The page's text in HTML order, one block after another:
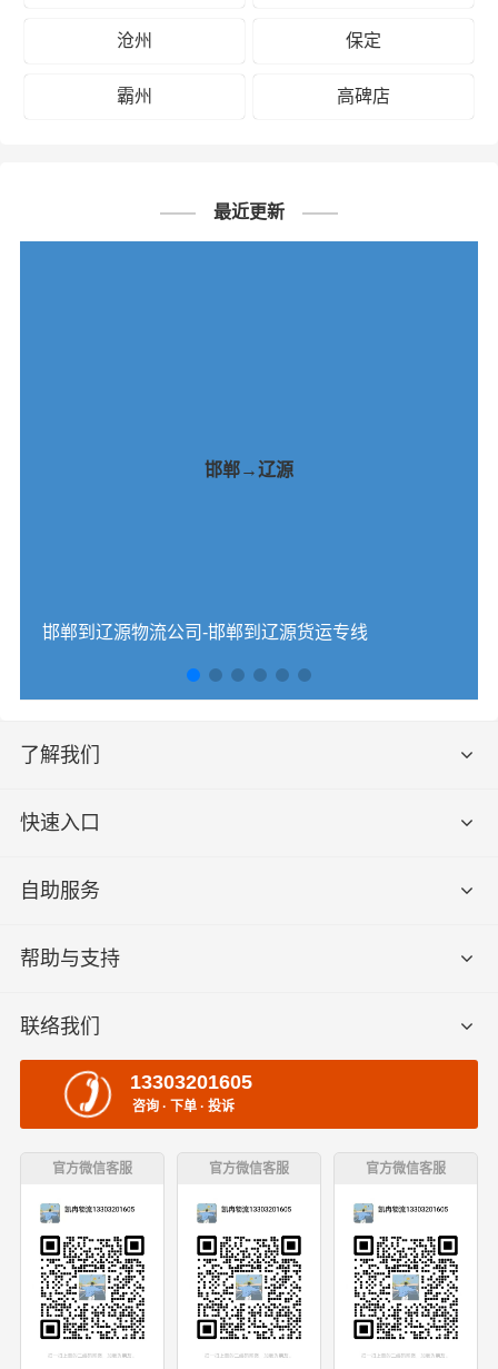
沧州 保定
霸州 高碑店
最近更新
邯郸→辽源
邯郸到辽源物流公司-邯郸到辽源货运专线
了解我们
快速入口
自助服务
帮助与支持
联络我们
13303201605
咨询 · 下单 · 投诉
官方微信客服 官方微信客服 官方微信客服